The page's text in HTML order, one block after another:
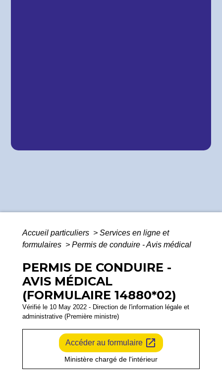
Accueil particuliers > Services en ligne et
formulaires > Permis de conduire - Avis médical
PERMIS DE CONDUIRE -
AVIS MÉDICAL
(FORMULAIRE 14880*02)
Vérifié le 10 May 2022 - Direction de l'information légale et
administrative (Première ministre)
Accéder au formulaire open_in_new
Ministère chargé de l'intérieur